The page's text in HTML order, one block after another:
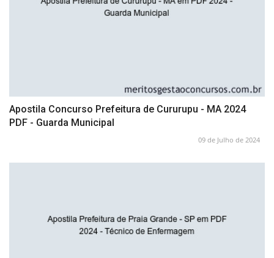
Apostila Concurso Prefeitura de Cururupu - MA 2024
PDF - Guarda Municipal
09 de Julho de 2024